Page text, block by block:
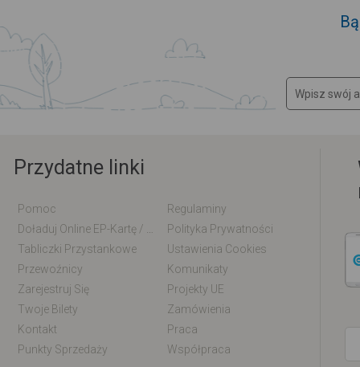
Przydatne linki
Pomoc
Regulaminy
Polityka Prywatności
Tabliczki Przystankowe
Ustawienia Cookies
Przewoźnicy
Komunikaty
Zarejestruj Się
Projekty UE
Twoje Bilety
Zamówienia
Kontakt
Praca
Punkty Sprzedaży
Współpraca